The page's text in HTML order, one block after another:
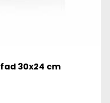
30x24 cm